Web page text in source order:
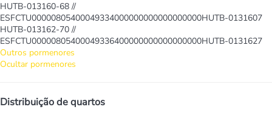
HUTB-013160-68 //
ESFCTU00000805400049334000000000000000000HUTB-0131607
HUTB-013162-70 //
ESFCTU00000805400049336400000000000000000HUTB-0131627
Outros pormenores
Ocultar pormenores
Distribuição de quartos